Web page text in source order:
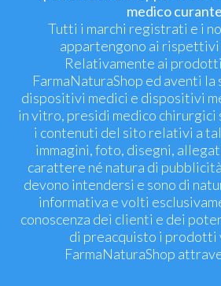
medico
Tutti i marchi registrati e i
appartengono ai
Relativamente ai
FarmaNaturaShop ed aventi la
dispositivi medici e dispositivi
in vitro, presidi medico chirurgici
i contenuti del sito relativi a
immagini, foto, disegni,
carattere né natura di
devono intendersi e sono di
informativa e volti
conoscenza dei clienti e dei
di preacquisto i prodotti
FarmaNaturaShop